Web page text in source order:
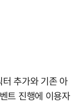
추가와 기존 아
트 진행에 이용자